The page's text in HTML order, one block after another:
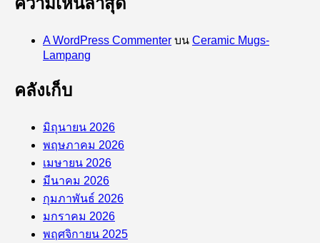
A WordPress Commenter บน Ceramic Mugs-
Lampang
คลังเก็บ
มิถุนายน 2026
พฤษภาคม 2026
เมษายน 2026
มีนาคม 2026
กุมภาพันธ์ 2026
มกราคม 2026
พฤศจิกายน 2025